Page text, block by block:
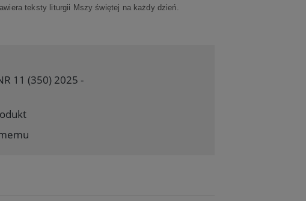
teksty liturgii Mszy świętej na każdy dzień.
11 (350) 2025 -